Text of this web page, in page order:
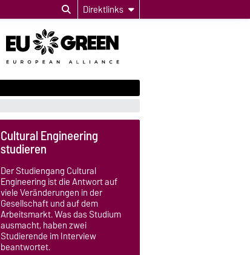
Direktlinks
Cultural Engineering
studieren
Der Studiengang Cultural
Engineering ist die Antwort auf
viele Veränderungen in der
Gesellschaft und auf dem
Arbeitsmarkt. Was das Studium
ausmacht, haben zwei
Studierende im Interview
beantwortet.